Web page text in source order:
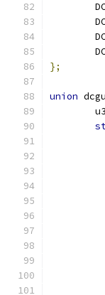
};
union